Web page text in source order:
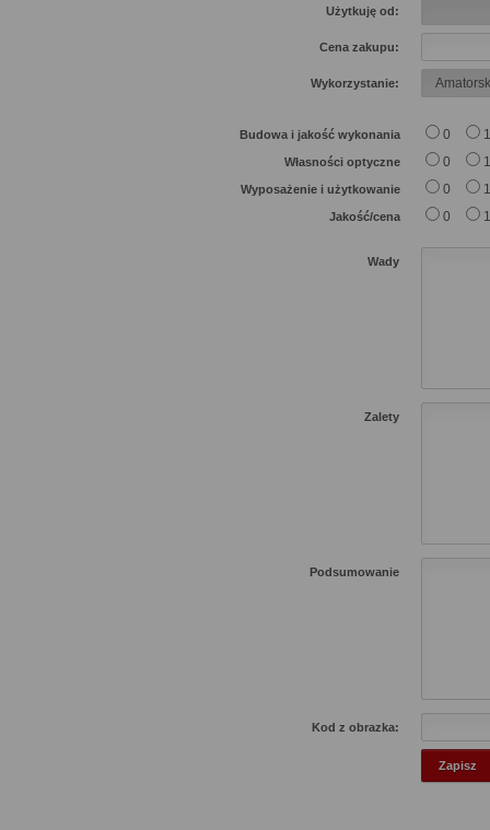
Użytkuję od:
Cena zakupu:
Wykorzystanie:
Budowa i jakość wykonania 0 1
Własności optyczne 0 1
Wyposażenie i użytkowanie 0 1
Jakość/cena 0 1
Wady
Zalety
Podsumowanie
Kod z obrazka: